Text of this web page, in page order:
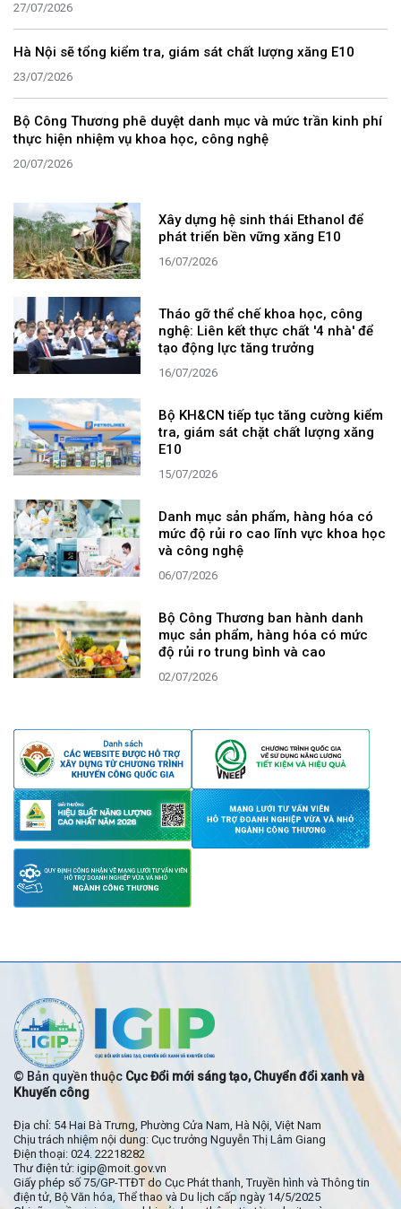
27/07/2026
Hà Nội sẽ tổng kiểm tra, giám sát chất lượng xăng E10
23/07/2026
Bộ Công Thương phê duyệt danh mục và mức trần kinh phí
thực hiện nhiệm vụ khoa học, công nghệ
20/07/2026
Xây dựng hệ sinh thái Ethanol để
phát triển bền vững xăng E10
16/07/2026
Tháo gỡ thể chế khoa học, công
nghệ: Liên kết thực chất '4 nhà' để
tạo động lực tăng trưởng
16/07/2026
Bộ KH&CN tiếp tục tăng cường kiểm
tra, giám sát chặt chất lượng xăng
E10
15/07/2026
Danh mục sản phẩm, hàng hóa có
mức độ rủi ro cao lĩnh vực khoa học
và công nghệ
06/07/2026
Bộ Công Thương ban hành danh
mục sản phẩm, hàng hóa có mức
độ rủi ro trung bình và cao
02/07/2026
© Bản quyền thuộc Cục Đổi mới sáng tạo, Chuyển đổi xanh và
Khuyến công
Địa chỉ: 54 Hai Bà Trưng, Phường Cửa Nam, Hà Nội, Việt Nam
Chịu trách nhiệm nội dung: Cục trưởng Nguyễn Thị Lâm Giang
Điện thoại: 024. 22218282
Thư điện tử: igip@moit.gov.vn
Giấy phép số 75/GP-TTĐT do Cục Phát thanh, Truyền hình và Thông tin
điện tử, Bộ Văn hóa, Thể thao và Du lịch cấp ngày 14/5/2025